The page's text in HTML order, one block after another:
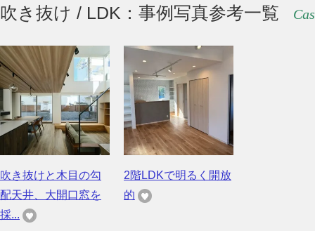
吹き抜け / LDK：事例写真参考一覧
吹き抜けと木目の勾
配天井、大開口窓を
採...
2階LDKで明るく開放
的